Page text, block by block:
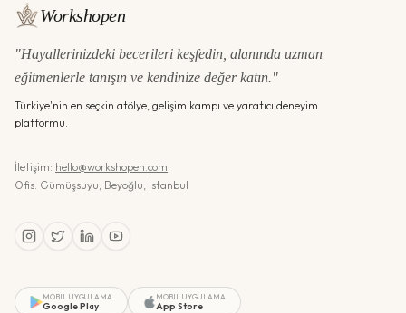
Workshopen
"Hayallerinizdeki becerileri keşfedin, alanında uzman
eğitmenlerle tanışın ve kendinize değer katın."
Türkiye'nin en seçkin atölye, gelişim kampı ve yaratıcı deneyim
platformu.
İletişim: hello@workshopen.com
Ofis: Gümüşsuyu, Beyoğlu, İstanbul
MOBIL UYGULAMA
Google Play
MOBIL UYGULAMA
App Store